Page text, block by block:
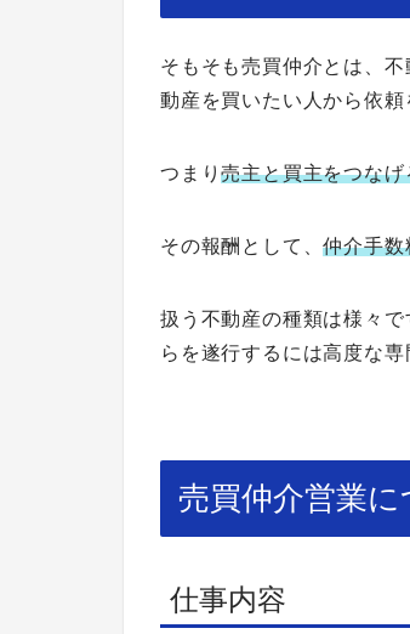
そもそも売買仲介とは、
動産を買いたい人から依頼
つまり売主と買主をつなげ
その報酬として、仲介手数
扱う不動産の種類は様々
らを遂行するには高度な
売買仲介営業に
仕事内容